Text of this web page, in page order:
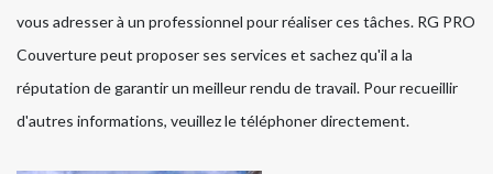
vous adresser à un professionnel pour réaliser ces tâches. RG PRO
Couverture peut proposer ses services et sachez qu'il a la
réputation de garantir un meilleur rendu de travail. Pour recueillir
d'autres informations, veuillez le téléphoner directement.